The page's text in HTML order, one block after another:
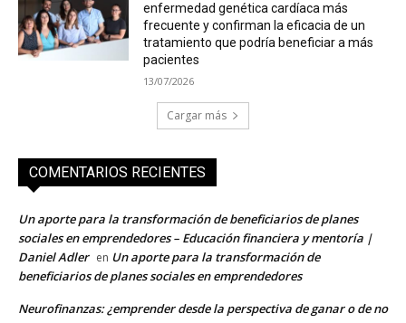
enfermedad genética cardíaca más
frecuente y confirman la eficacia de un
tratamiento que podría beneficiar a más
pacientes
13/07/2026
Cargar más
COMENTARIOS RECIENTES
Un aporte para la transformación de beneficiarios de planes
sociales en emprendedores – Educación financiera y mentoría |
Daniel Adler en Un aporte para la transformación de
beneficiarios de planes sociales en emprendedores
Neurofinanzas: ¿emprender desde la perspectiva de ganar o de no